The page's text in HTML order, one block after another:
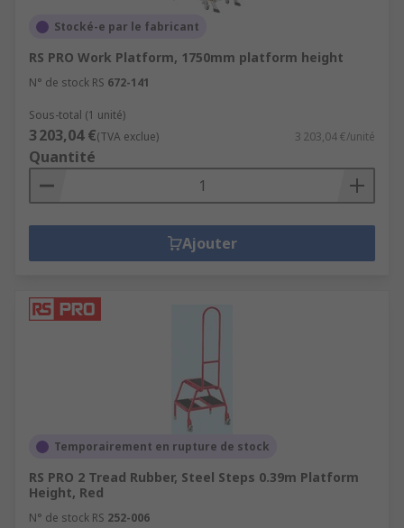
Stocké-e par le fabricant
RS PRO Work Platform, 1750mm platform height
N° de stock RS 672-141
Sous-total (1 unité)
3 203,04 €(TVA exclue) 3 203,04 €/unité
Quantité
Ajouter
Temporairement en rupture de stock
RS PRO 2 Tread Rubber, Steel Steps 0.39m Platform
Height, Red
N° de stock RS 252-006